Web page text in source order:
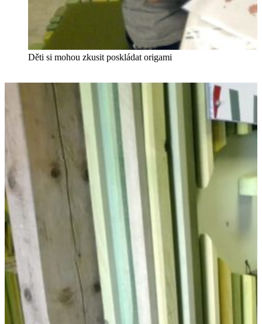
Děti si mohou zkusit poskládat origami